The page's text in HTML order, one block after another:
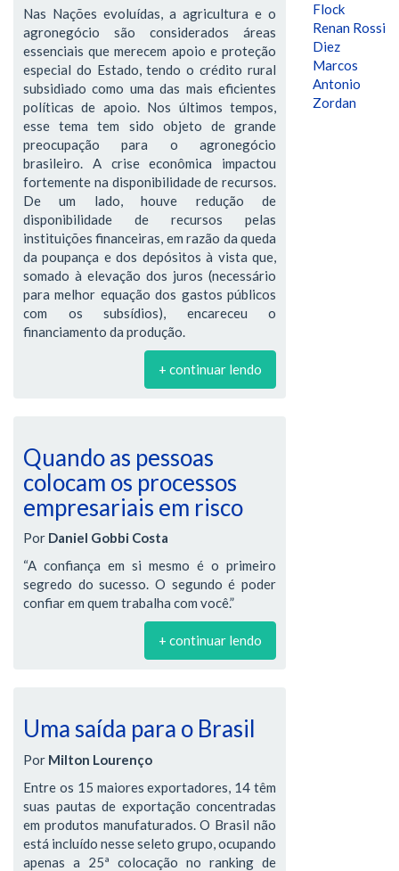
Nas Nações evoluídas, a agricultura e o
agronegócio são considerados áreas
essenciais que merecem apoio e proteção
especial do Estado, tendo o crédito rural
subsidiado como uma das mais eficientes
políticas de apoio. Nos últimos tempos,
esse tema tem sido objeto de grande
preocupação para o agronegócio
brasileiro. A crise econômica impactou
fortemente na disponibilidade de recursos.
De um lado, houve redução de
disponibilidade de recursos pelas
instituições financeiras, em razão da queda
da poupança e dos depósitos à vista que,
somado à elevação dos juros (necessário
para melhor equação dos gastos públicos
com os subsídios), encareceu o
financiamento da produção.
+ continuar lendo
Quando as pessoas
colocam os processos
empresariais em risco
Por Daniel Gobbi Costa
“A confiança em si mesmo é o primeiro
segredo do sucesso. O segundo é poder
confiar em quem trabalha com você.”
+ continuar lendo
Uma saída para o Brasil
Por Milton Lourenço
Entre os 15 maiores exportadores, 14 têm
suas pautas de exportação concentradas
em produtos manufaturados. O Brasil não
está incluído nesse seleto grupo, ocupando
apenas a 25ª colocação no ranking de
Flock
Renan Rossi
Diez
Marcos
Antonio
Zordan